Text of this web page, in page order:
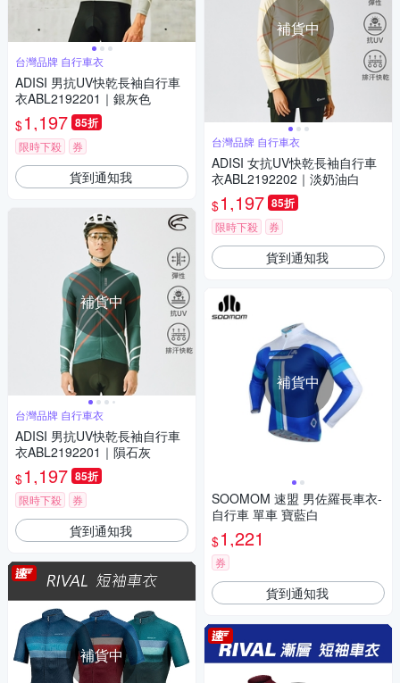
台灣品牌 自行車衣
ADISI 男抗UV快乾長袖自行車
衣ABL2192201｜銀灰色
$1,197 85折
限時下殺 券
貨到通知我
補貨中
台灣品牌 自行車衣
ADISI 男抗UV快乾長袖自行車
衣ABL2192201｜隕石灰
$1,197 85折
限時下殺 券
貨到通知我
補貨中
補貨中
台灣品牌 自行車衣
ADISI 女抗UV快乾長袖自行車
衣ABL2192202｜淡奶油白
$1,197 85折
限時下殺 券
貨到通知我
補貨中
SOOMOM 速盟 男佐羅長車衣-
自行車 單車 寶藍白
$1,221
券
貨到通知我